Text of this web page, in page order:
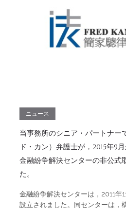
ニュース
当事務所のシニア・パートナー
ド・カン）弁護士が，2015年9
金融紛争解決センターの非公式
た。
金融紛争解決センターは，2011年
設立されました。同センターは，